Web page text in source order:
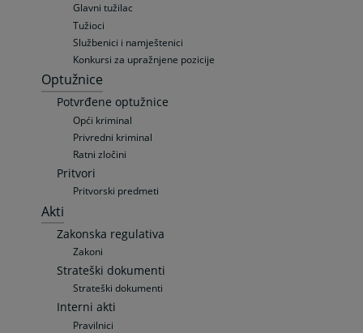
Glavni tužilac
Tužioci
Službenici i namještenici
Konkursi za upražnjene pozicije
Optužnice
Potvrđene optužnice
Opći kriminal
Privredni kriminal
Ratni zločini
Pritvori
Pritvorski predmeti
Akti
Zakonska regulativa
Zakoni
Strateški dokumenti
Strateški dokumenti
Interni akti
Pravilnici